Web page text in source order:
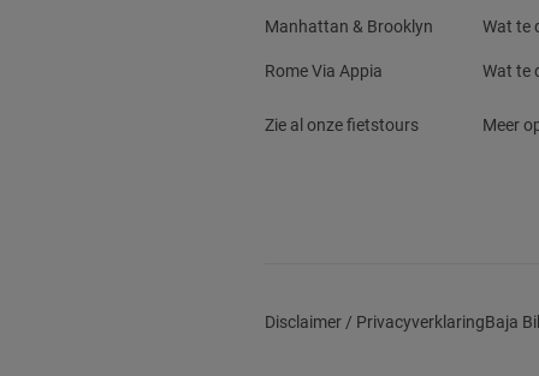
Manhattan & Brooklyn
Rome Via Appia
Zie al onze fietstours
Wat te
Wat te
Meer
Disclaimer / PrivacyverklaringBaja